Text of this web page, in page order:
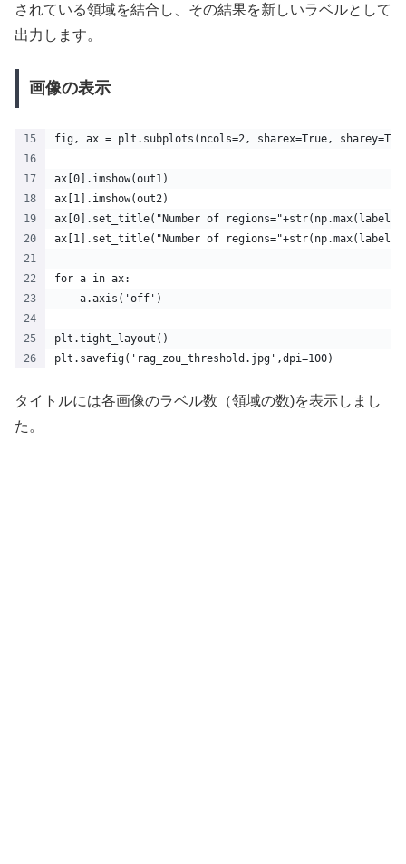
されている領域を結合し、その結果を新しいラベルとして
出力します。
画像の表示
fig, ax = plt.subplots(ncols=2, sharex=True,
ax[0].imshow(out1)
ax[1].imshow(out2)
ax[0].set_title("Number of
ax[1].set_title("Number of
for a in ax:
    a.axis('off')
plt.tight_layout()
plt.savefig('rag_zou_threshold.jpg',dpi=100)
タイトルには各画像のラベル数（領域の数)を表示しまし
た。